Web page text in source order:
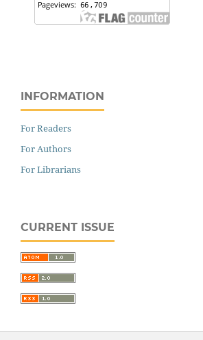
INFORMATION
For Readers
For Authors
For Librarians
CURRENT ISSUE